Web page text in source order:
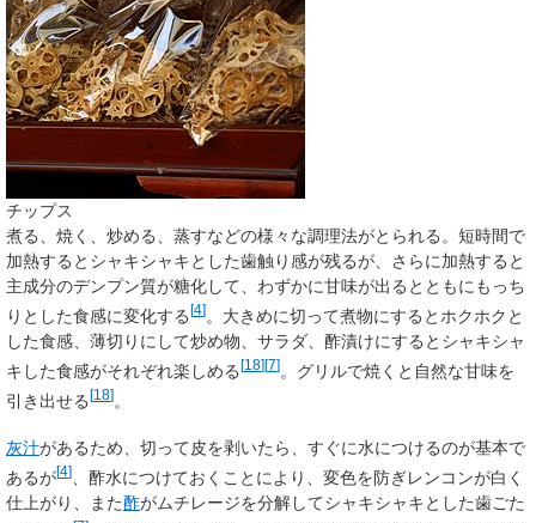
チップス
煮る、焼く、炒める、蒸すなどの様々な調理法がとられる。短時間で
加熱するとシャキシャキとした歯触り感が残るが、さらに加熱すると
主成分のデンプン質が糖化して、わずかに甘味が出るとともにもっち
りとした食感に変化する [4] 。大きめに切って煮物にするとホクホクと
した食感、薄切りにして炒め物、サラダ、酢漬けにするとシャキシャ
キした食感がそれぞれ楽しめる [18][7] 。グリルで焼くと自然な甘味を
引き出せる[18]。
灰汁があるため、切って皮を剥いたら、すぐに水につけるのが基本で
あるが[4]
、酢水につけておくことにより、変色を防ぎレンコンが白く
仕上がり、また酢がムチレージを分解してシャキシャキとした歯ごた